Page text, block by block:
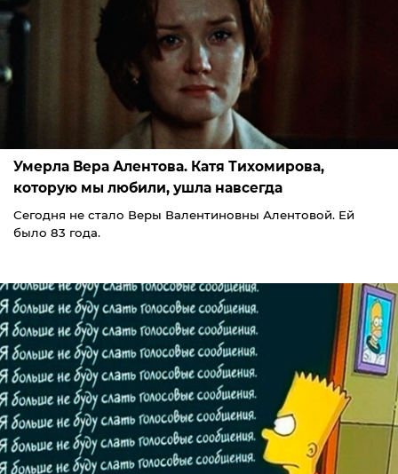
Умерла Вера Алентова. Катя Тихомирова,
которую мы любили, ушла навсегда
Сегодня не стало Веры Валентиновны Алентовой. Ей
было 83 года.